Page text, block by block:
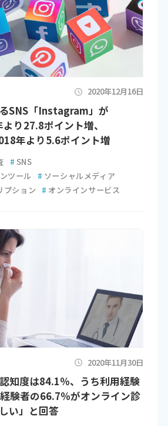
2020年12月16日
SNS「Instagram」が
り27.8ポイント増、
年より5.6ポイント増
# SNS
ツール # ソーシャルメディア
プション # オンラインサービス
2020年11月30日
知度は84.1％、うち利用経験
験者の66.7％がオンライン診
い」と回答